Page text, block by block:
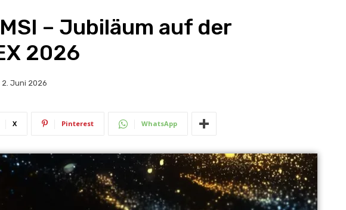
– Jubiläum auf der
2026
2. Juni 2026
X Pinterest WhatsApp